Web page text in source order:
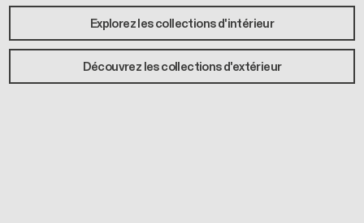
Explorez les collections d'intérieur
Découvrez les collections d'extérieur